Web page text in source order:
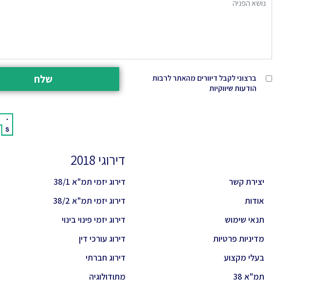
ברצוני לקבל דיוורים מהאתר לרבות
הודעות שיווקיות
שלח
יצירת קשר
אודות
תנאי שימוש
מדיניות פרטיות
בעלי מקצוע
תמ"א 38
דירוגי 2018
דירוג יזמי תמ"א 38/1
דירוג יזמי תמ"א 38/2
דירוג יזמי פינוי בינוי
דירוג עורכי דין
דירוג חברתי
מתודולוגיה